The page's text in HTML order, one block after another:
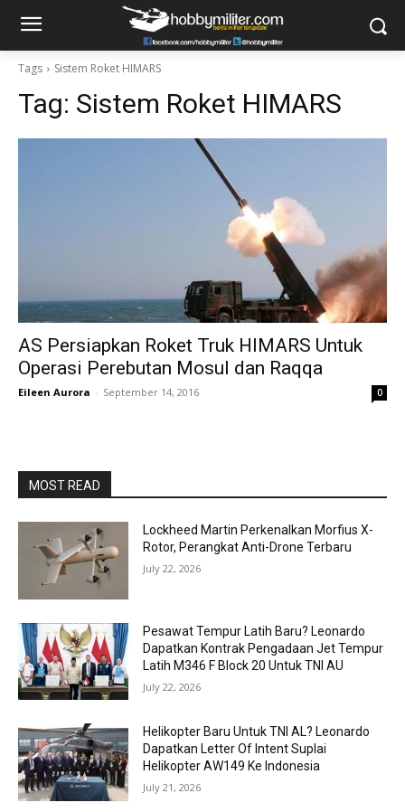
Tags Sistem Roket HIMARS
Tag: Sistem Roket HIMARS
AS Persiapkan Roket Truk HIMARS Untuk
Operasi Perebutan Mosul dan Raqqa
Eileen Aurora - September 14, 2016 0
MOST READ
Lockheed Martin Perkenalkan Morfius X-
Rotor, Perangkat Anti-Drone Terbaru
July 22, 2026
Pesawat Tempur Latih Baru? Leonardo
Dapatkan Kontrak Pengadaan Jet Tempur
Latih M346 F Block 20 Untuk TNI AU
July 22, 2026
Helikopter Baru Untuk TNI AL? Leonardo
Dapatkan Letter Of Intent Suplai
Helikopter AW149 Ke Indonesia
July 21, 2026